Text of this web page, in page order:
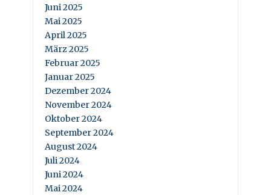
Juni 2025
Mai 2025
April 2025
März 2025
Februar 2025
Januar 2025
Dezember 2024
November 2024
Oktober 2024
September 2024
August 2024
Juli 2024
Juni 2024
Mai 2024